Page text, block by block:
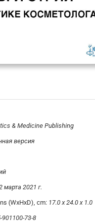
& Medicine Publishing
версия
марта 2021 г.
(WxHxD), cm: 17.0 x 24.0 x 1.0
901100-73-8